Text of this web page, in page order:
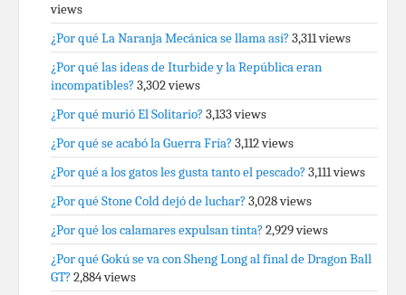
views
¿Por qué La Naranja Mecánica se llama así? 3,311 views
¿Por qué las ideas de Iturbide y la República eran
incompatibles? 3,302 views
¿Por qué murió El Solitario? 3,133 views
¿Por qué se acabó la Guerra Fría? 3,112 views
¿Por qué a los gatos les gusta tanto el pescado? 3,111 views
¿Por qué Stone Cold dejó de luchar? 3,028 views
¿Por qué los calamares expulsan tinta? 2,929 views
¿Por qué Gokú se va con Sheng Long al final de Dragon Ball
GT? 2,884 views